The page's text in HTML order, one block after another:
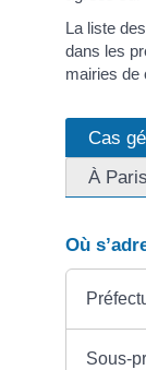
La liste
dans les
mairies de
Cas
À Paris
Où
Sous-